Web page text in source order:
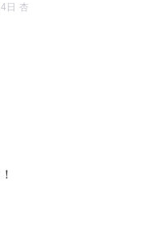
日 杏